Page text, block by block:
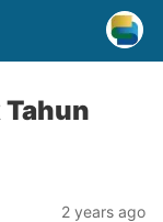
2 years ago